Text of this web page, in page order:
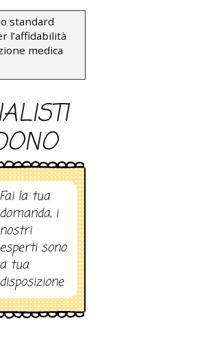
standard
l’affidabilità
medica
Fai la tua
domanda, i
nostri
esperti sono
a tua
disposizione